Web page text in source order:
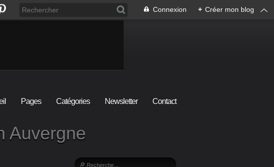
Connexion + Créer mon blog
Pages Catégories Newsletter Contact
Auvergne